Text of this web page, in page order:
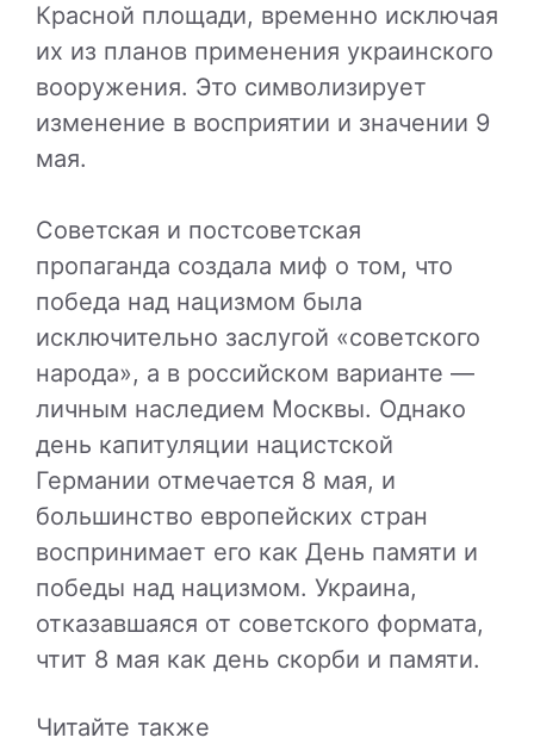
Красной площади, временно исключая
их из планов применения украинского
вооружения. Это символизирует
изменение в восприятии и значении 9
мая.
Советская и постсоветская
пропаганда создала миф о том, что
победа над нацизмом была
исключительно заслугой «советского
народа», а в российском варианте —
личным наследием Москвы. Однако
день капитуляции нацистской
Германии отмечается 8 мая, и
большинство европейских стран
воспринимает его как День памяти и
победы над нацизмом. Украина,
отказавшаяся от советского формата,
чтит 8 мая как день скорби и памяти.
Читайте также